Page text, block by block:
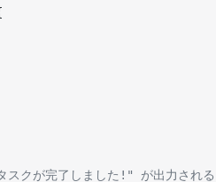
クが完了しました!" が出力される